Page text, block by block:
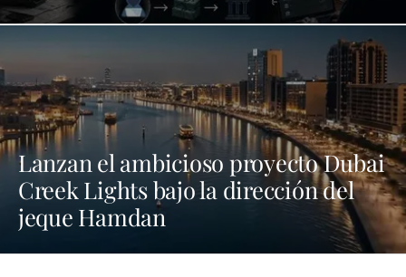
Lanzan el ambicioso proyecto Dubai
Creek Lights bajo la dirección del
jeque Hamdan